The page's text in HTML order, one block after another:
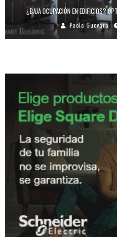
¿BAJA OCUPACIÓN EN EDIFICIOS?
Paola Guevara